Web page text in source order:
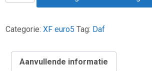
95XF,
achterspatbord
(set)
aantal
Categorie:XF euro5 Tag: Daf
Aanvullende informatie